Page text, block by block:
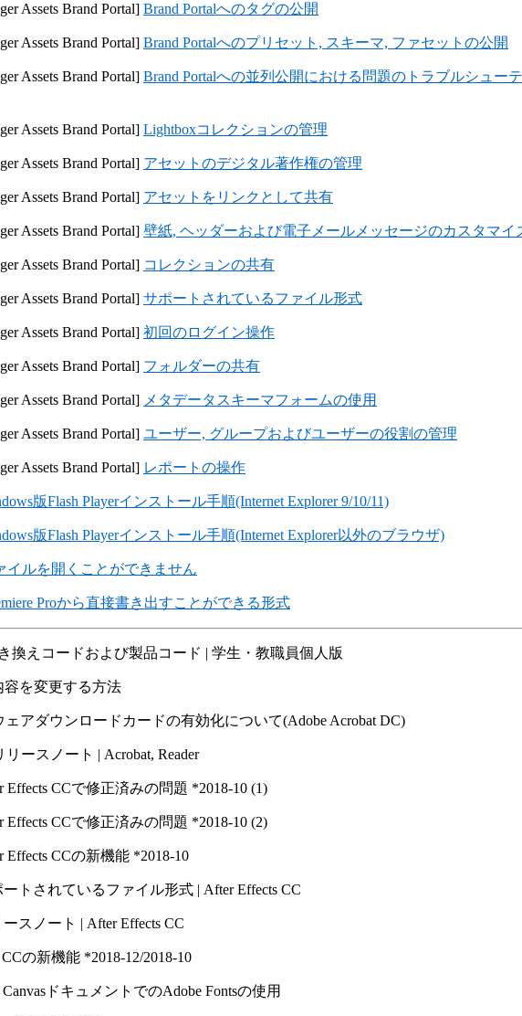
Assets Brand Portal] Brand Portalへのタグの公開
Assets Brand Portal] Brand Portalへのプリセット, スキーマ, ファセットの公開
Assets Brand Portal] Brand Portalへの並列公開における問題のトラブルシュー
Assets Brand Portal] Lightboxコレクションの管理
Assets Brand Portal] アセットのデジタル著作権の管理
Assets Brand Portal] アセットをリンクとして共有
Assets Brand Portal] 壁紙, ヘッダーおよび電子メールメッセージのカスタマイ
Assets Brand Portal] コレクションの共有
Assets Brand Portal] サポートされているファイル形式
Assets Brand Portal] 初回のログイン操作
Assets Brand Portal] フォルダーの共有
Assets Brand Portal] メタデータスキーマフォームの使用
Assets Brand Portal] ユーザー, グループおよびユーザーの役割の管理
Assets Brand Portal] レポートの操作
版Flash Playerインストール手順(Internet Explorer 9/10/11)
版Flash Playerインストール手順(Internet Explorer以外のブラウザ)
イルを開くことができません
Proから直接書き出すことができる形式
換えコードおよび製品コード | 学生・教職員個人版
を変更する方法
ェアダウンロードカードの有効化について(Adobe Acrobat DC)
リースノート | Acrobat, Reader
Effects CCで修正済みの問題 *2018-10 (1)
Effects CCで修正済みの問題 *2018-10 (2)
Effects CCの新機能 *2018-10
トされているファイル形式 | After Effects CC
ースノート | After Effects CC
CCの新機能 *2018-12/​2018-10
ドキュメントでのAdobe Fontsの使用